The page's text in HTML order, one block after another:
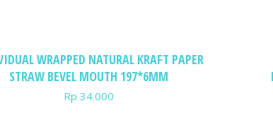
WRAPPED NATURAL KRAFT PAPER
STRAW BEVEL MOUTH 197*6MM
Rp 34.000